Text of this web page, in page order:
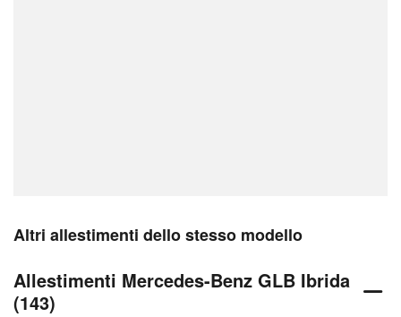
Altri allestimenti dello stesso modello
Allestimenti Mercedes-Benz GLB Ibrida
(143)